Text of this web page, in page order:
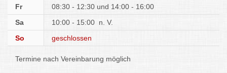
Fr
08:30 - 12:30
14:00 - 16:00
Sa
10:00 - 15:00 n. V.
So
geschlossen
Termine nach Vereinbarung möglich